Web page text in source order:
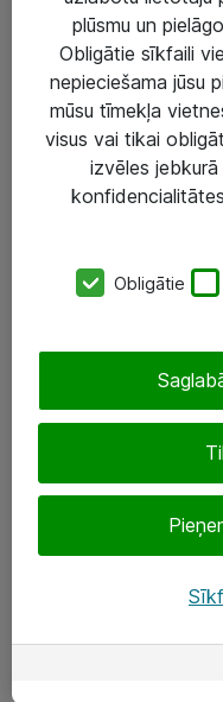
Risinājumi &
IT serviss un atbalsts
IT infrastruktūra
Darba vietu IT risinājumi
SIA „ATEA”
+(371) 67 81 90 50
eShop@atea.lv
Sekojiet mums
plūsmu un
Obligātie sīkfaili
nepieciešama jūsu
mūsu tīmekļa
visus vai tikai
izvēles
Obligātie